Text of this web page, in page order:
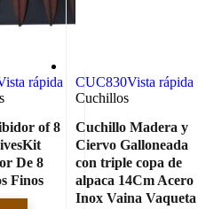
rápida
of 8
De 8
Finos
CUC830Vista rápida
Cuchillos
Cuchillo Madera y
Ciervo Galloneada
con triple copa de
alpaca 14Cm Acero
Inox Vaina Vaqueta